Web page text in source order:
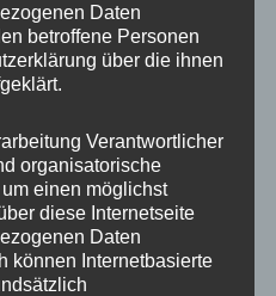
Wiese waren Rehe
sind scheuer in
die Begegnungen
Daten
betroffene Personen
über die ihnen
Verantwortlicher
organisatorische
einen möglichst
diese Internetseite
Daten
können Internetbasierte